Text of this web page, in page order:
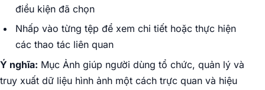
điều kiện đã chọn
Nhấp vào từng tệp để xem chi tiết hoặc thực hiện
các thao tác liên quan
Ý nghĩa: Mục Ảnh giúp người dùng tổ chức, quản lý và
truy xuất dữ liệu hình ảnh một cách trực quan và hiệu